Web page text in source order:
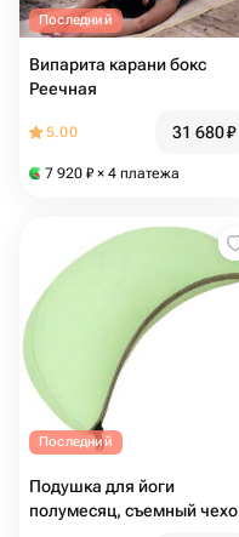
Последний
Випарита карани бокс
Реечная
5.00 31 680₽
7 920 ₽ × 4 платежа
Последний
Подушка для йоги
полумесяц, съемный